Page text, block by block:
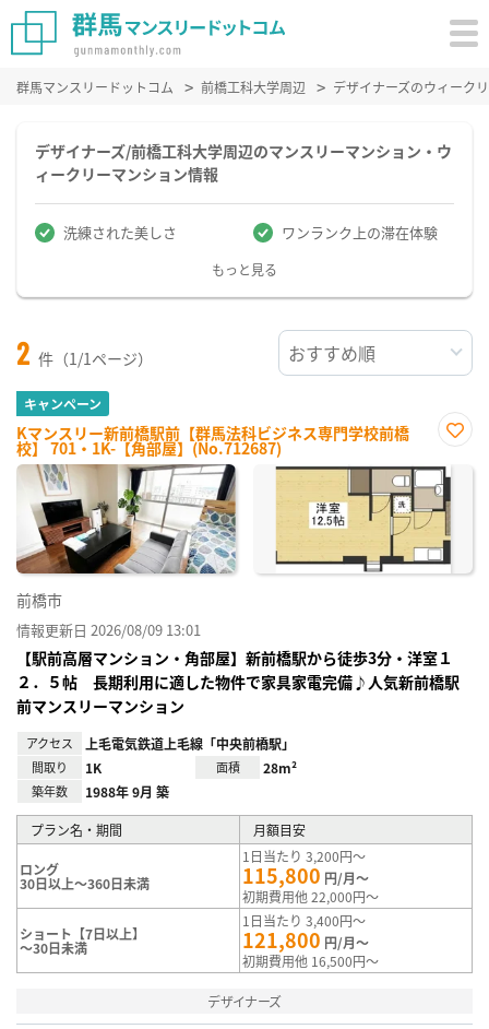
群馬マンスリードットコム 前橋工科大学周辺 デザイナーズのウィーク
デザイナーズ/前橋工科大学周辺のマンスリーマンション・ウ
ィークリーマンション情報
洗練された美しさ ワンランク上の滞在体験
もっと見る
2 件（1/1ページ）
キャンペーン
Kマンスリー新前橋駅前【群馬法科ビジネス専門学校前橋
校】 701・1K-【角部屋】(No.712687)
に入
り登
録
前橋市
情報更新日 2026/08/09 13:01
【駅前高層マンション・角部屋】新前橋駅から徒歩3分・洋室１
２．５帖 長期利用に適した物件で家具家電完備♪人気新前橋駅
前マンスリーマンション
アクセス 上毛電気鉄道上毛線「中央前橋駅」
間取り 1K 面積 28m²
築年数 1988年 9月 築
プラン名・期間 月額目安
ロング
30日以上～360日未満
1日当たり 3,200円～
115,800 円/月～
初期費用他 22,000円～
ショート【7日以上】
～30日未満
1日当たり 3,400円～
121,800 円/月～
初期費用他 16,500円～
デザイナーズ